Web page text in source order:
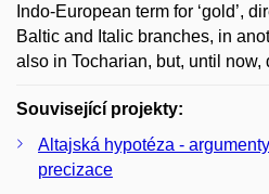
Indo-European term for ‘gold’,
Baltic and Italic branches, in
also in Tocharian, but, until
Související projekty:
Altajská hypotéza -
precizace